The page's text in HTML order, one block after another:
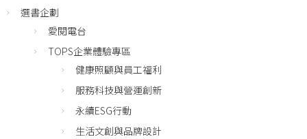
選書企劃
愛閱電台
TOPS企業體驗專區
健康照顧與員工福利
服務科技與營運創新
永續ESG行動
生活文創與品牌設計